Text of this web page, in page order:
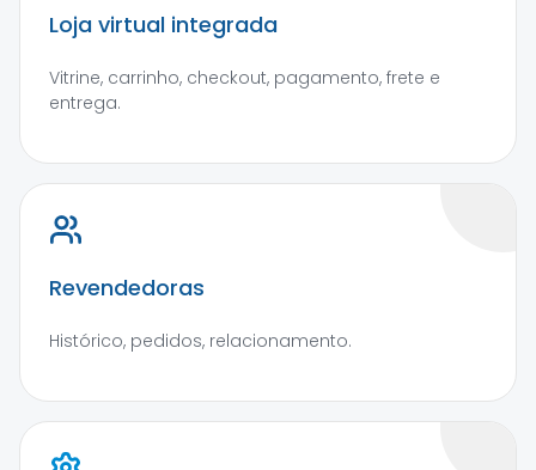
Loja virtual integrada
Vitrine, carrinho, checkout, pagamento, frete e
entrega.
Revendedoras
Histórico, pedidos, relacionamento.